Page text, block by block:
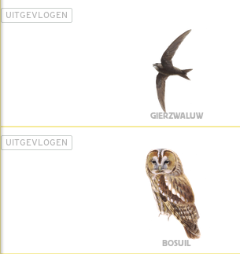
UITGEVLOGEN
GIERZWALUW
UITGEVLOGEN
BOSUIL